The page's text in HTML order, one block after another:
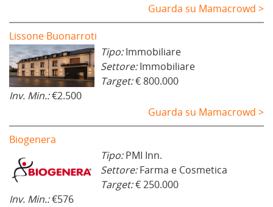
Guarda su Mamacrowd >
Lissone Buonarroti
Tipo:Immobiliare
Settore:Immobiliare
Target:€ 800.000
Inv. Min.:€2.500
Guarda su Mamacrowd >
Biogenera
Tipo:PMI Inn.
Settore:Farma e Cosmetica
Target:€ 250.000
Inv. Min.:€576